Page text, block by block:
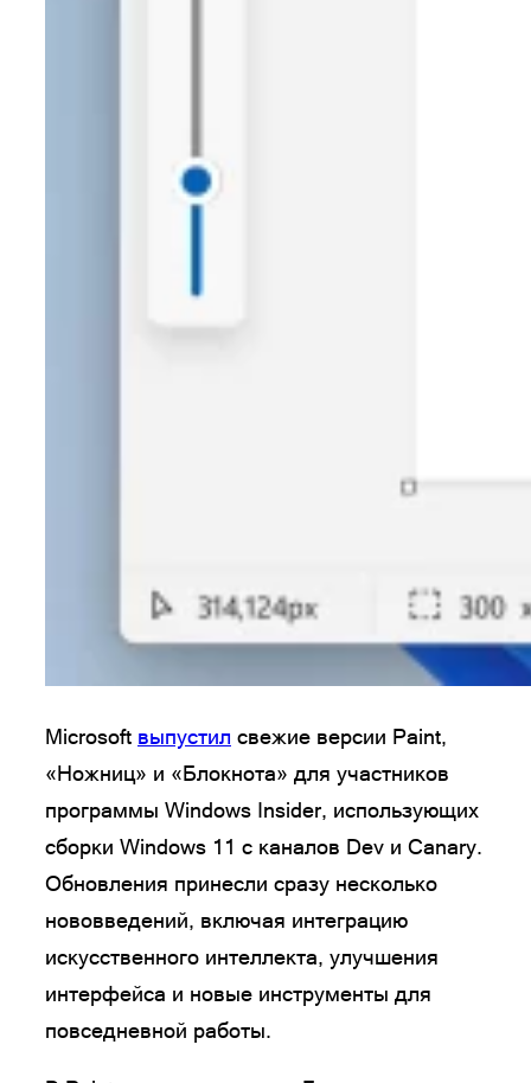
Microsoft выпустил свежие версии Paint,
«Ножниц» и «Блокнота» для участников
программы Windows Insider, использующих
сборки Windows 11 с каналов Dev и Canary.
Обновления принесли сразу несколько
нововведений, включая интеграцию
искусственного интеллекта, улучшения
интерфейса и новые инструменты для
повседневной работы.